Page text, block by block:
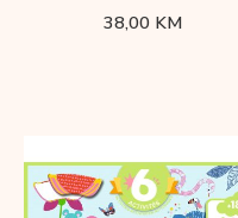
38,00 KM